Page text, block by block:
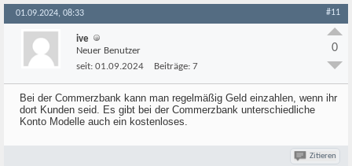
01.09.2024, 08:33 #11
ive
Neuer Benutzer
seit: 01.09.2024 Beiträge: 7
0
Bei der Commerzbank kann man regelmäßig Geld einzahlen, wenn ihr
dort Kunden seid. Es gibt bei der Commerzbank unterschiedliche
Konto Modelle auch ein kostenloses.
Zitieren